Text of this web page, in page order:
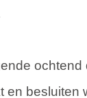
ochtend
en besluiten